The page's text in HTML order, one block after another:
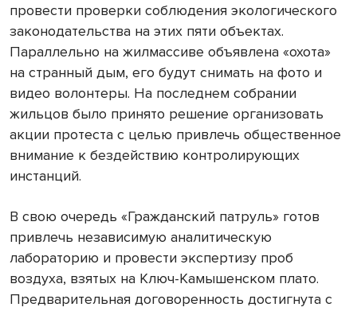
провести проверки соблюдения экологического
законодательства на этих пяти объектах.
Параллельно на жилмассиве объявлена «охота»
на странный дым, его будут снимать на фото и
видео волонтеры. На последнем собрании
жильцов было принято решение организовать
акции протеста с целью привлечь общественное
внимание к бездействию контролирующих
инстанций.
В свою очередь «Гражданский патруль» готов
привлечь независимую аналитическую
лабораторию и провести экспертизу проб
воздуха, взятых на Ключ-Камышенском плато.
Предварительная договоренность достигнута с